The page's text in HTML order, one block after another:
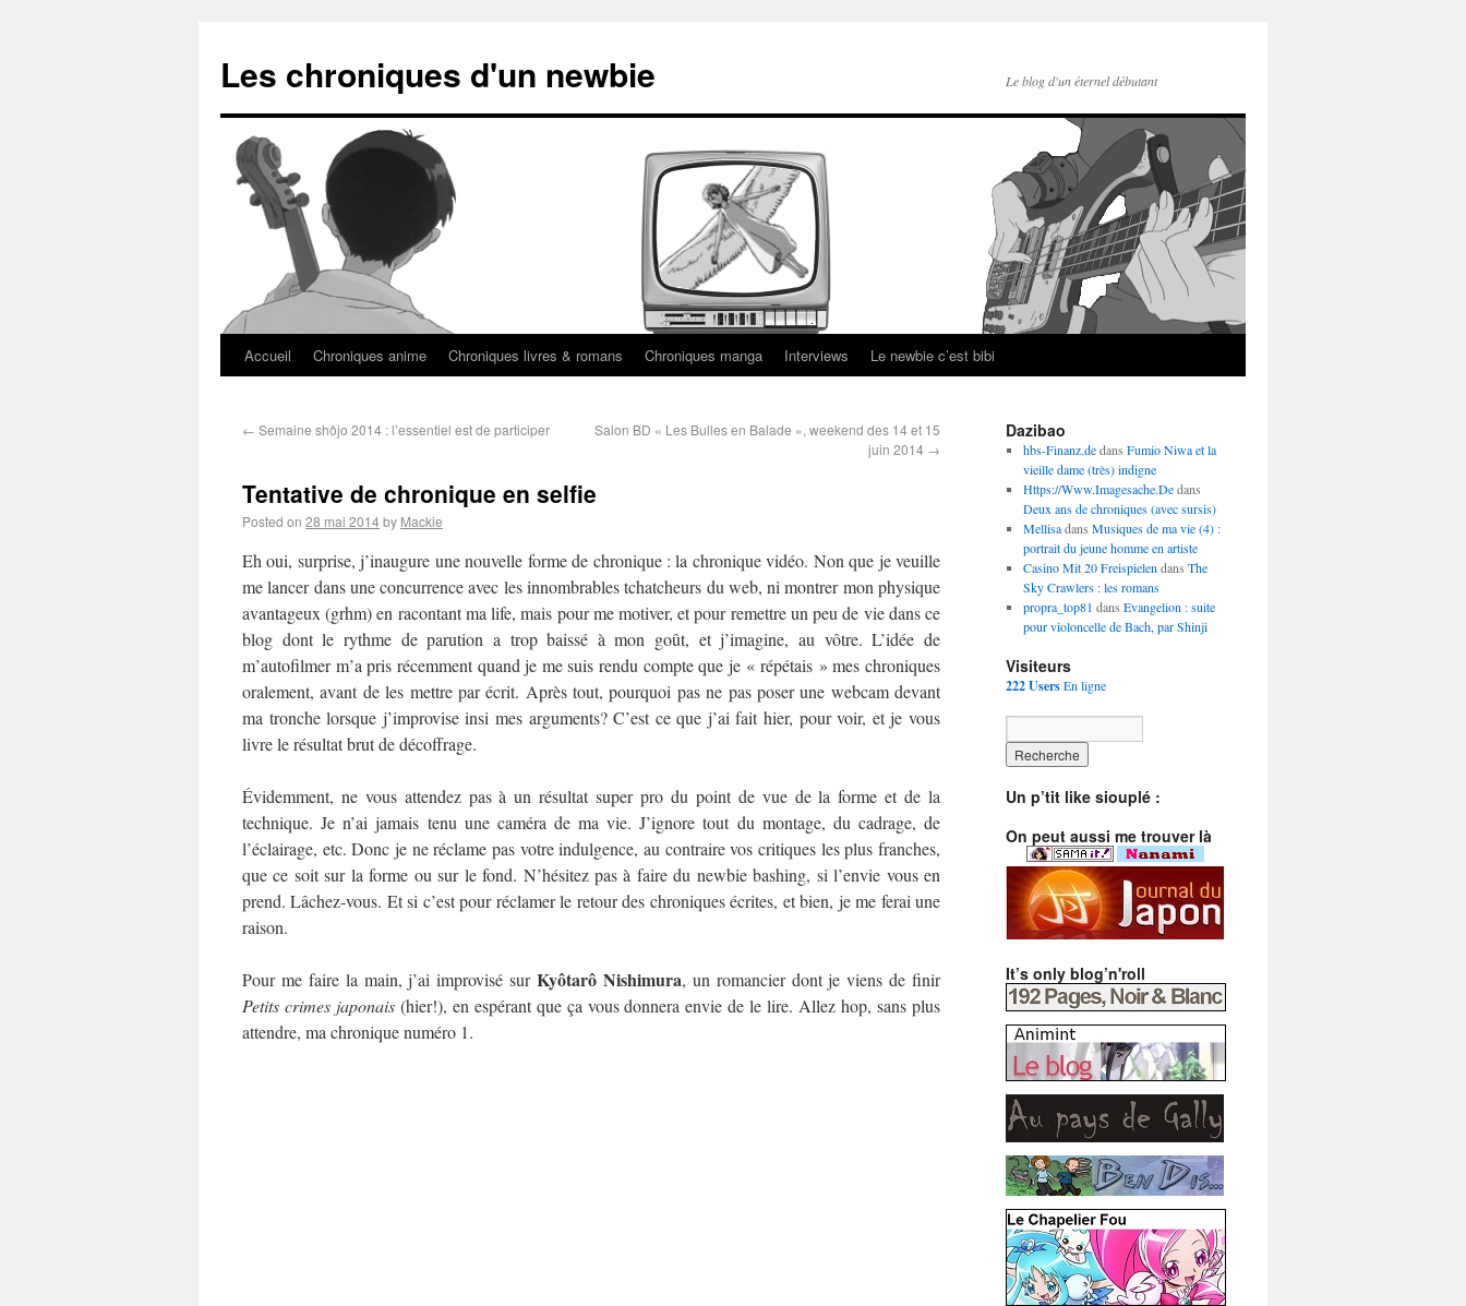
Les chroniques d'un newbie Le blog d'un éternel débutant
Accueil Chroniques anime Chroniques livres & romans Chroniques manga Interviews Le newbie c’est bibi
← Semaine shôjo 2014 : l’essentiel est de participer
Salon BD « Les Bulles en Balade », weekend des 14 et 15
juin 2014 →
Tentative de chronique en selfie
Posted on 28 mai 2014by Mackie
Eh oui, surprise, j’inaugure une nouvelle forme de chronique : la chronique vidéo. Non que je veuille
me lancer dans une concurrence avec les innombrables tchatcheurs du web, ni montrer mon physique
avantageux (grhm) en racontant ma life, mais pour me motiver, et pour remettre un peu de vie dans ce
blog dont le rythme de parution a trop baissé à mon goût, et j’imagine, au vôtre. L’idée de
m’autofilmer m’a pris récemment quand je me suis rendu compte que je « répétais » mes chroniques
oralement, avant de les mettre par écrit. Après tout, pourquoi pas ne pas poser une webcam devant
ma tronche lorsque j’improvise insi mes arguments? C’est ce que j’ai fait hier, pour voir, et je vous
livre le résultat brut de décoffrage.
Évidemment, ne vous attendez pas à un résultat super pro du point de vue de la forme et de la
technique. Je n’ai jamais tenu une caméra de ma vie. J’ignore tout du montage, du cadrage, de
l’éclairage, etc. Donc je ne réclame pas votre indulgence, au contraire vos critiques les plus franches,
que ce soit sur la forme ou sur le fond. N’hésitez pas à faire du newbie bashing, si l’envie vous en
prend. Lâchez-vous. Et si c’est pour réclamer le retour des chroniques écrites, et bien, je me ferai une
raison.
Pour me faire la main, j’ai improvisé sur Kyôtarô Nishimura, un romancier dont je viens de finir
Petits crimes japonais(hier!), en espérant que ça vous donnera envie de le lire. Allez hop, sans plus
attendre, ma chronique numéro 1.
Dazibao
hbs-Finanz.dedans Fumio Niwa et la
vieille dame (très) indigne
Https://Www.Imagesache.Dedans
Deux ans de chroniques (avec sursis)
Mellisadans Musiques de ma vie (4) :
portrait du jeune homme en artiste
Casino Mit 20 Freispielen dans The
Sky Crawlers : les romans
propra_top81 dans Evangelion : suite
pour violoncelle de Bach, par Shinji
Visiteurs
222 UsersEn ligne
Un p’tit like siouplé :
On peut aussi me trouver là
It’s only blog’n'roll